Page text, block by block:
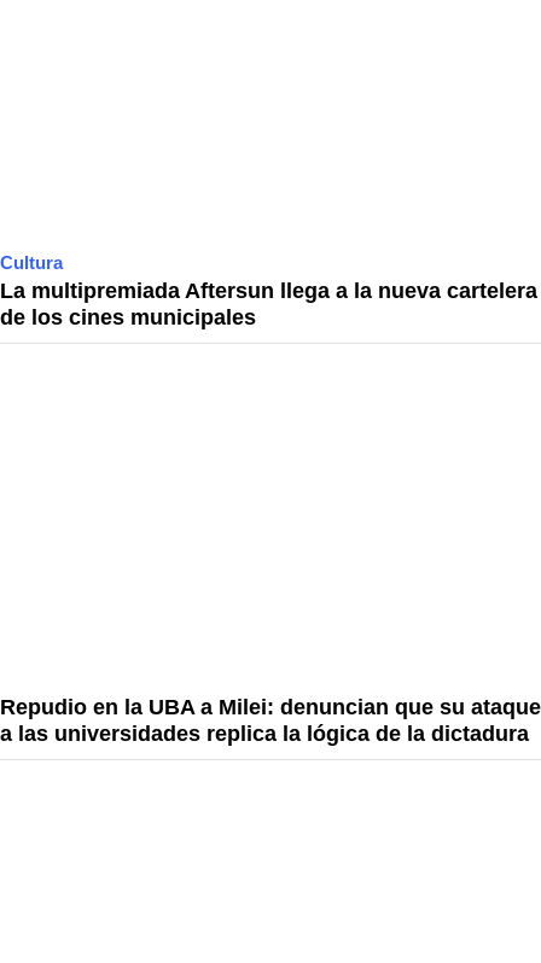
Cultura
La multipremiada Aftersun llega a la nueva cartelera
de los cines municipales
Repudio en la UBA a Milei: denuncian que su ataque
a las universidades replica la lógica de la dictadura